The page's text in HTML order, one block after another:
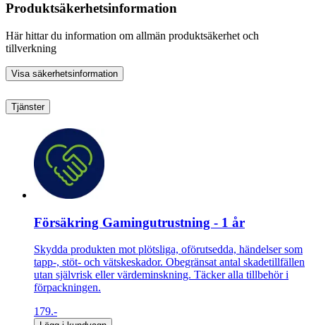
Produktsäkerhetsinformation
Här hittar du information om allmän produktsäkerhet och
tillverkning
Visa säkerhetsinformation
Tjänster
Försäkring Gamingutrustning - 1 år
Skydda produkten mot plötsliga, oförutsedda, händelser som
tapp-, stöt- och vätskeskador. Obegränsat antal skadetillfällen
utan självrisk eller värdeminskning. Täcker alla tillbehör i
förpackningen.
179.-